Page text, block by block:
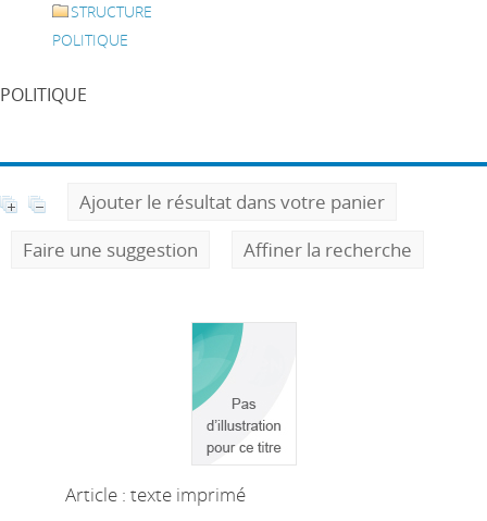
STRUCTURE
POLITIQUE
POLITIQUE
Ajouter le résultat dans votre panier
Faire une suggestion
Affiner la recherche
Article : texte imprimé